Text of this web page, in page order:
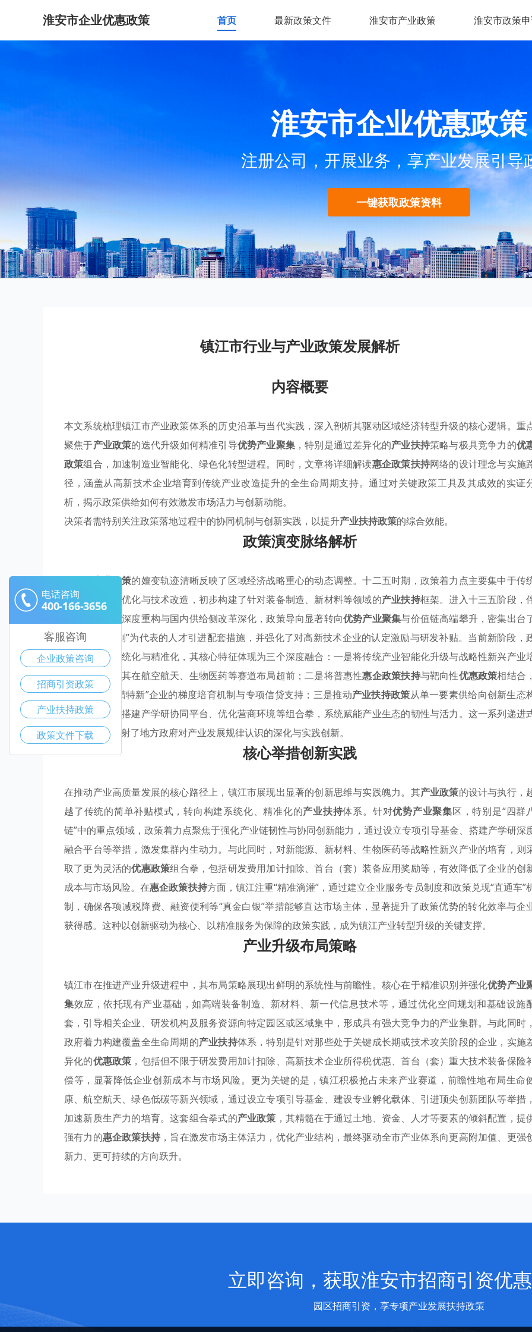
淮安市企业优惠政策 首页 最新政策文件 淮安市产业政策 淮安市政策
淮安市企业优惠政策
注册公司，开展业务，享产业发展引导
一键获取政策资料
镇江市行业与产业政策发展解析
内容概要
本文系统梳理镇江市产业政策体系的历史沿革与当代实践，深入剖析其驱动区域经济转型升级的核心逻辑。重
聚焦于产业政策的迭代升级如何精准引导优势产业聚集 ，特别是通过差异化的产业扶持策略与极具竞争力的优
政策组合，加速制造业智能化、绿色化转型进程。同时，文章将详细解读惠企政策扶持网络的设计理念与实施
径，涵盖从高新技术企业培育到传统产业改造提升的全生命周期支持。通过对关键政策工具及其成效的实证
析，揭示政策供给如何有效激发市场活力与创新动能。
决策者需特别关注政策落地过程中的协同机制与创新实践，以提升产业扶持政策的综合效能。
政策演变脉络解析
镇江市产业政策的嬗变轨迹清晰反映了区域经济战略重心的动态调整。十二五时期，政策着力点主要集中于传
制造业的产能优化与技术改造，初步构建了针对装备制造、新材料等领域的产业扶持框架。进入十三五阶段，
随全球产业链深度重构与国内供给侧改革深化，政策导向显著转向优势产业聚集与价值链高端攀升，密集出台
以“金凤凰计划”为代表的人才引进配套措施，并强化了对高新技术企业的认定激励与研发补贴。当前新阶段，
策体系更趋系统化与精准化，其核心特征体现为三个深度融合：一是将传统产业智能化升级与战略性新兴产业
育相融合，尤其在航空航天、生物医药等赛道布局超前；二是将普惠性惠企政策扶持与靶向性优惠政策相结合，
例如针对“专精特新”企业的梯度培育机制与专项信贷支持；三是推动产业扶持政策从单一要素供给向创新生态
建转型，通过搭建产学研协同平台、优化营商环境等组合拳，系统赋能产业生态的韧性与活力。这一系列递进
调整，深刻映射了地方政府对产业发展规律认识的深化与实践创新。
核心举措创新实践
在推动产业高质量发展的核心路径上，镇江市展现出显著的创新思维与实践魄力。其产业政策的设计与执行，
越了传统的简单补贴模式，转向构建系统化、精准化的产业扶持体系。针对优势产业聚集区，特别是“四群
链”中的重点领域，政策着力点聚焦于强化产业链韧性与协同创新能力，通过设立专项引导基金、搭建产学研深
融合平台等举措，激发集群内生动力。与此同时，对新能源、新材料、生物医药等战略性新兴产业的培育，则
取了更为灵活的优惠政策组合拳，包括研发费用加计扣除、首台（套）装备应用奖励等，有效降低了企业的创
成本与市场风险。在惠企政策扶持方面，镇江注重“精准滴灌”，通过建立企业服务专员制度和政策兑现“直通车”
制，确保各项减税降费、融资便利等“真金白银”举措能够直达市场主体，显著提升了政策优势的转化效率与企
获得感。这种以创新驱动为核心、以精准服务为保障的政策实践，成为镇江产业转型升级的关键支撑。
产业升级布局策略
镇江市在推进产业升级进程中，其布局策略展现出鲜明的系统性与前瞻性。核心在于精准识别并强化优势产业
集效应，依托现有产业基础，如高端装备制造、新材料、新一代信息技术等，通过优化空间规划和基础设施
套，引导相关企业、研发机构及服务资源向特定园区或区域集中，形成具有强大竞争力的产业集群。与此同时，
政府着力构建覆盖全生命周期的产业扶持体系，特别是针对那些处于关键成长期或技术攻关阶段的企业，实施
异化的优惠政策 ，包括但不限于研发费用加计扣除、高新技术企业所得税优惠、首台（套）重大技术装备保险
偿等，显著降低企业创新成本与市场风险。更为关键的是，镇江积极抢占未来产业赛道，前瞻性地布局生命
康、航空航天、绿色低碳等新兴领域，通过设立专项引导基金、建设专业孵化载体、引进顶尖创新团队等举措，
加速新质生产力的培育。这套组合拳式的产业政策 ，其精髓在于通过土地、资金、人才等要素的倾斜配置，提
强有力的惠企政策扶持 ，旨在激发市场主体活力，优化产业结构，最终驱动全市产业体系向更高附加值、更强
新力、更可持续的方向跃升。
电话咨询
400-166-3656
客服咨询
企业政策咨询
招商引资政策
产业扶持政策
政策文件下载
立即咨询，获取淮安市招商引资优
园区招商引资，享专项产业发展扶持政策